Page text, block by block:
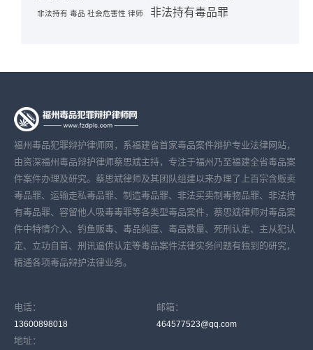
非法持有 毒品 社会危害性 律师 非法持有毒品罪
福州毒品犯罪辩护律师网，系福建省首家毒品案件辩护专业法律网站，
由资深福州毒品辩护律师蔡思斌主持，专注于福州乃至福建全省毒品案
件案件办理及研究。蔡思斌律师及其团队组建以来办理了上百宗含贩卖
毒品罪、运输走私毒品罪、制造毒品罪、非法买卖制毒物品罪、非法持
有毒品罪、容留他人吸毒毒罪等各类型毒品案件，蔡思斌律师对毒品案
件中特情介入、钓鱼贩毒、毒品纯度、毒品数量、死刑认定、主从犯认
定、立功自首、刑讯逼供认定等毒品案件法律实务问题有独到的研究，
精通各项毒品辩护法律业务。
电话：
13600898018
邮箱：
464577523@qq.com
地址：